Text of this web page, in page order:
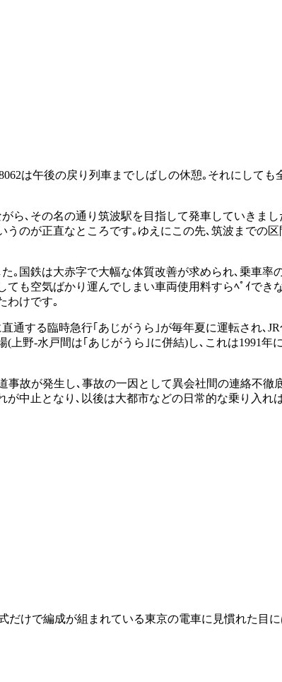
は午後の戻り列車までしばしの休憩｡それにして
ら､その名の通り筑波駅を目指して発車していきま
のが正直なところです｡ゆえにこの先､筑波までの
｡国鉄は大赤字で大幅な体質改善が求められ､乗車
も空気ばかり運んでしまい車両使用料すらﾍﾟｲで
わけです｡
通する臨時急行｢あじがうら｣が毎年夏に運転され､
野-水戸間は｢あじがうら｣に併結)し､これは1991年
故が発生し､事故の一因として異会社間の連絡不
が中止となり､以後は大都市などの日常的な乗り入
だけで編成が組まれている東京の電車に見慣れた目